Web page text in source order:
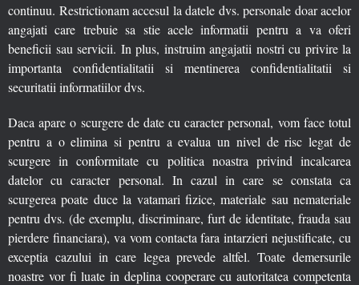
continuu. Restrictionam accesul la datele dvs. personale doar acelor
angajati care trebuie sa stie acele informatii pentru a va oferi
beneficii sau servicii. In plus, instruim angajatii nostri cu privire la
importanta confidentialitatii si mentinerea confidentialitatii si
securitatii informatiilor dvs.
Daca apare o scurgere de date cu caracter personal, vom face totul
pentru a o elimina si pentru a evalua un nivel de risc legat de
scurgere in conformitate cu politica noastra privind incalcarea
datelor cu caracter personal. In cazul in care se constata ca
scurgerea poate duce la vatamari fizice, materiale sau nemateriale
pentru dvs. (de exemplu, discriminare, furt de identitate, frauda sau
pierdere financiara), va vom contacta fara intarzieri nejustificate, cu
exceptia cazului in care legea prevede altfel. Toate demersurile
noastre vor fi luate in deplina cooperare cu autoritatea competenta